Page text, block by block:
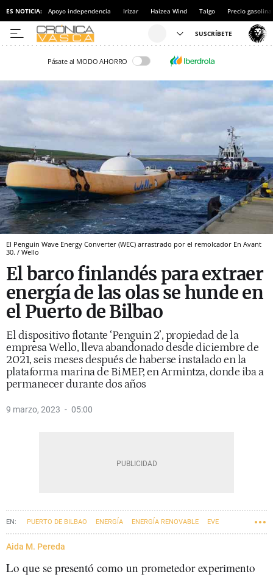
ES NOTICIA: Apoyo independencia Irizar Haizea Wind Talgo Precio gasolina
Pásate al MODO AHORRO
El Penguin Wave Energy Converter (WEC) arrastrado por el remolcador En Avant
30. / Wello
El barco finlandés para extraer
energía de las olas se hunde en
el Puerto de Bilbao
El dispositivo flotante ‘Penguin 2’, propiedad de la
empresa Wello, lleva abandonado desde diciembre de
2021, seis meses después de haberse instalado en la
plataforma marina de BiMEP, en Armintza, donde iba a
permanecer durante dos años
9 marzo, 2023 05:00
PUERTO DE BILBAO ENERGÍA ENERGÍA RENOVABLE EVE
Aida M. Pereda
Lo que se presentó como un prometedor experimento